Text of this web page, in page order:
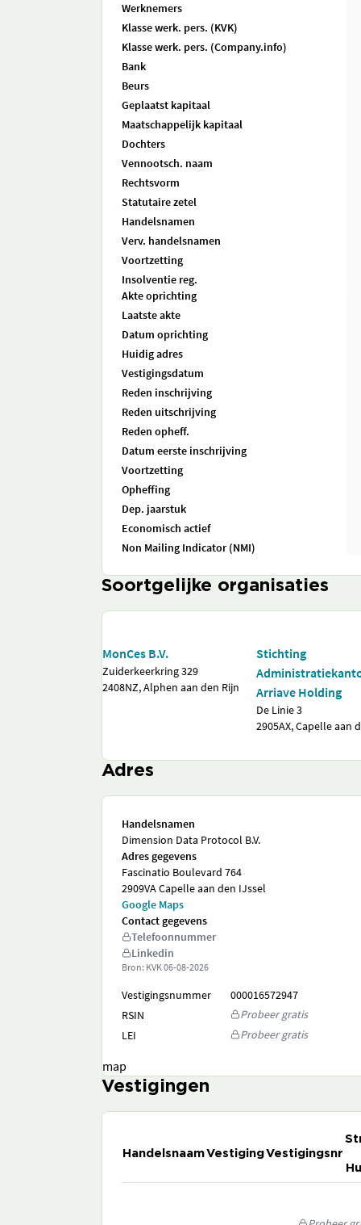
Werknemers
Klasse werk. pers. (KVK)
Klasse werk. pers. (Company.info)
Bank
Beurs
Geplaatst kapitaal
Maatschappelijk kapitaal
Dochters
Vennootsch. naam
Rechtsvorm
Statutaire zetel
Handelsnamen
Verv. handelsnamen
Voortzetting
Insolventie reg.
Akte oprichting
Laatste akte
Datum oprichting
Huidig adres
Vestigingsdatum
Reden inschrijving
Reden uitschrijving
Reden opheff.
Datum eerste inschrijving
Voortzetting
Opheffing
Dep. jaarstuk
Economisch actief
Non Mailing Indicator (NMI)
Soortgelijke organisaties
MonCes B.V.
Zuiderkeerkring 329
2408NZ, Alphen aan den Rijn
Stichting
Arriave Holding
De Linie 3
2905AX, Capelle aan
Adres
Handelsnamen
Dimension Data Protocol B.V.
Adres gegevens
Fascinatio Boulevard 764
2909VA Capelle aan den IJssel
Google Maps
Contact gegevens
Telefoonnummer
Linkedin
Bron: KVK06-08-2026
Vestigingsnummer
000016572947
RSIN
Probeer gratis
LEI
Probeer gratis
map
Vestigingen
HandelsnaamVestigingVestigingsnr